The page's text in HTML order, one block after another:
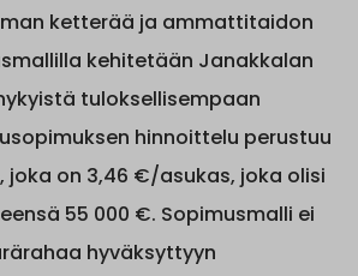
ketterää ja ammattitaidon
kehitetään Janakkalan
tuloksellisempaan
hinnoittelu perustuu
joka on 3,46 €/asukas, joka olisi
55 000 €. Sopimusmalli ei
hyväksyttyyn